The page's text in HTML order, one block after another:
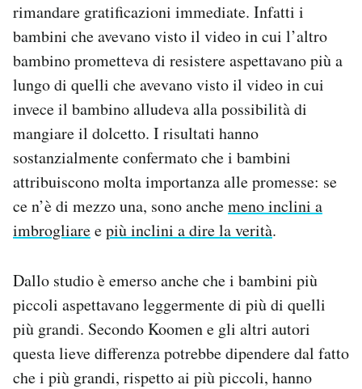
rimandare gratificazioni immediate. Infatti i
bambini che avevano visto il video in cui l’altro
bambino prometteva di resistere aspettavano più a
lungo di quelli che avevano visto il video in cui
invece il bambino alludeva alla possibilità di
mangiare il dolcetto. I risultati hanno
sostanzialmente confermato che i bambini
attribuiscono molta importanza alle promesse: se
ce n’è di mezzo una, sono anchemeno inclini a
imbrogliareepiù inclini a dire la verità.
Dallo studio è emerso anche che i bambini più
piccoli aspettavano leggermente di più di quelli
più grandi. Secondo Koomen e gli altri autori
questa lieve differenza potrebbe dipendere dal fatto
che i più grandi, rispetto ai più piccoli, hanno